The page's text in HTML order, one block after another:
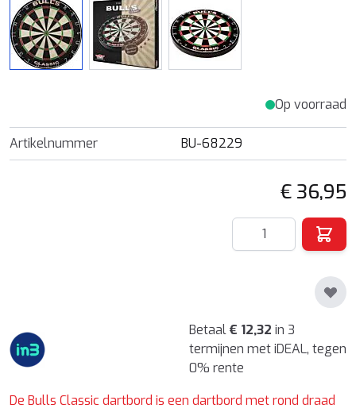
View larger imageView larger imageView larger image
Op voorraad
Artikelnummer BU-68229
€ 36,95
Hoeveelheid
Betaal€ 12,32 in 3
termijnen met iDEAL, tegen
0% rente
De Bulls Classic dartbord is een dartbord met rond draad